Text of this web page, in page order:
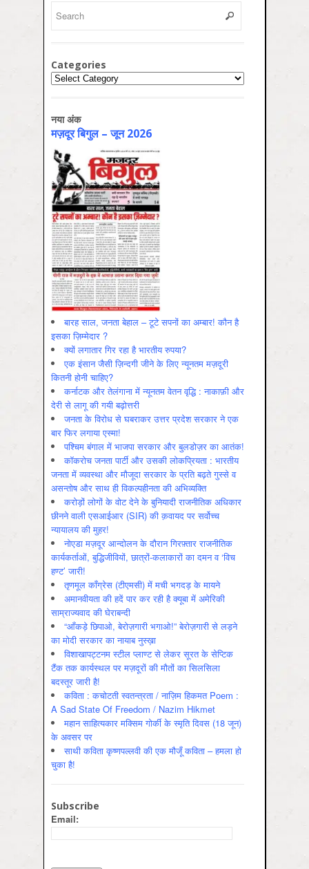
Categories
Categories
नया अंक
मज़दूर बिगुल – जून 2026
बारह साल, जनता बेहाल – टूटे सपनों का अम्बार! कौन है
इसका ज़िम्मेदार ?
क्यों लगातार गिर रहा है भारतीय रुपया?
एक इंसान जैसी ज़िन्दगी जीने के लिए न्यूनतम मज़दूरी
कितनी होनी चाहिए?
कर्नाटक और तेलंगाना में न्यूनतम वेतन वृद्धि : नाकाफ़ी और
देरी से लागू की गयी बढ़ोत्तरी
जनता के विरोध से घबराकर उत्तर प्रदेश सरकार ने एक
बार फिर लगाया एस्मा!
पश्चिम बंगाल में भाजपा सरकार और बुलडोज़र का आतंक!
कॉकरोच जनता पार्टी और उसकी लोकप्रियता : भारतीय
जनता में व्‍यवस्‍था और मौजूदा सरकार के प्रति बढ़ते गुस्‍से व
असन्‍तोष और साथ ही विकल्‍पहीनता की अभिव्‍यक्ति
करोड़ों लोगों के वोट देने के बुनियादी राजनीतिक अधिकार
छीनने वाली एसआईआर (SIR) की क़वायद पर सर्वोच्च
न्यायालय की मुहर!
नोएडा मज़दूर आन्दोलन के दौरान गिरफ़्तार राजनीतिक
कार्यकर्ताओं, बुद्धिजीवियों, छात्रों-कलाकारों का दमन व ‘विच
हण्ट’ जारी!
तृणमूल काँग्रेस (टीएमसी) में मची भगदड़ के मायने
अमानवीयता की हदें पार कर रही है क्यूबा में अमेरिकी
साम्राज्यवाद की घेराबन्दी
“आँकड़े छिपाओ, बेरोज़गारी भगाओ!” बेरोज़गारी से लड़ने
का मोदी सरकार का नायाब नुस्ख़ा
विशाखापट्टनम स्टील प्लाण्ट से लेकर सूरत के सेप्टिक
टैंक तक कार्यस्थल पर मज़दूरों की मौतों का सिलसिला
बदस्तूर जारी है!
कविता : कचोटती स्वतन्त्रता / नाज़िम हिकमत Poem :
A Sad State Of Freedom / Nazim Hikmet
महान साहित्यकार मक्सिम गोर्की के स्मृति दिवस (18 जून)
के अवसर पर
साथी कविता कृष्णपल्लवी की एक मौजूँ कविता – हमला हो
चुका है!
Subscribe
Email: